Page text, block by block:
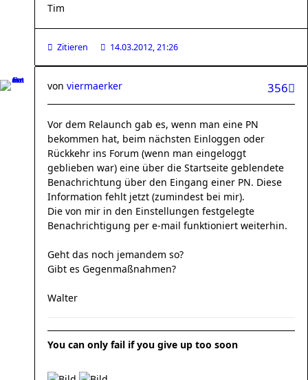
Tim
Zitieren 14.03.2012, 21:26
356
von viermaerker
Vor dem Relaunch gab es, wenn man eine PN
bekommen hat, beim nächsten Einloggen oder
Rückkehr ins Forum (wenn man eingeloggt
geblieben war) eine über die Startseite geblendete
Benachrichtung über den Eingang einer PN. Diese
Information fehlt jetzt (zumindest bei mir).
Die von mir in den Einstellungen festgelegte
Benachrichtigung per e-mail funktioniert weiterhin.
Geht das noch jemandem so?
Gibt es Gegenmaßnahmen?
Walter
You can only fail if you give up too soon